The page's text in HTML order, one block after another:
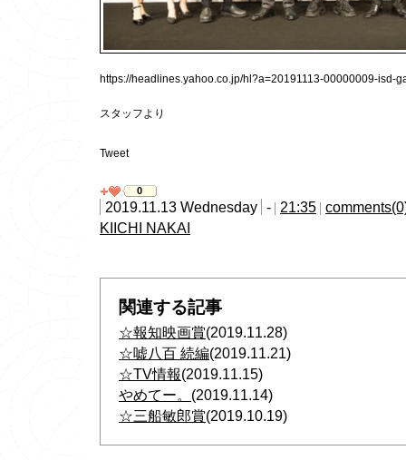
https://headlines.yahoo.co.jp/hl?a=20191113-00000009-isd-
スタッフより
Tweet
0
2019.11.13 Wednesday - 21:35
KIICHI NAKAI
関連する記事
☆報知映画賞(2019.11.28)
☆嘘八百 続編(2019.11.21)
☆TV情報(2019.11.15)
やめてー。 (2019.11.14)
☆三船敏郎賞(2019.10.19)